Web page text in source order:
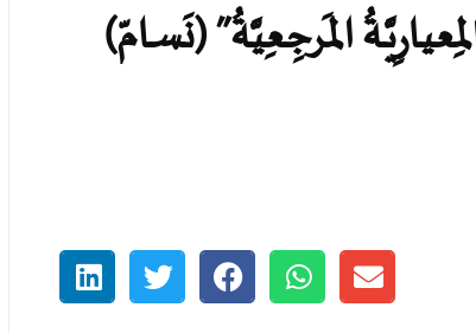
المَرجِعِيَّةُ” (نَسـامّ)